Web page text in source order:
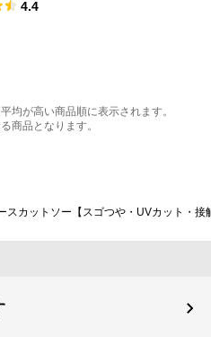
ラジャ
4.4
均が高い商品順に表示されます。
商品となります。
スカットソー【スゴつや・UVカット・接